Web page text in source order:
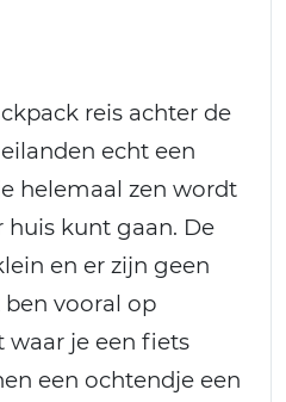
reis achter de
echt een
helemaal zen wordt
huis kunt gaan. De
en er zijn geen
vooral op
waar je een fiets
een ochtendje een